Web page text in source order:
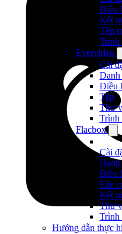
Điều
Kết
Tệp
Trình
Evervideo
Cài
Danh
Điều
Tệp
Thư
Trình
Flacbox
Cài
Danh
Điều
File
Kết
Thư
Trình
Hướng dẫn thực